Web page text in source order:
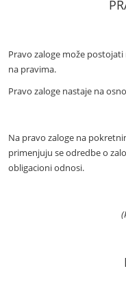
Pravo zaloge može
na pravima.
Pravo zaloge nastaje na
Na pravo zaloge na
primenjuju se odredbe o
obligacioni odnosi.